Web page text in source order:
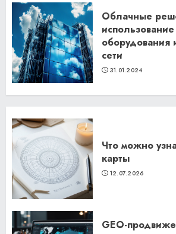
Облачные
оборудования
сети
31.01.2024
Что можно
карты
12.07.2026
GEO-